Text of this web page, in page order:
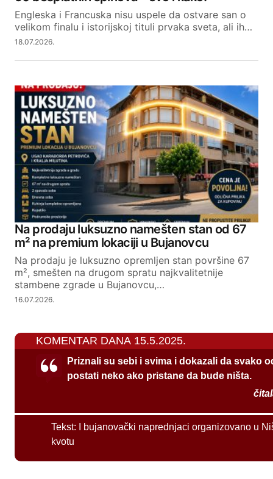
Engleska i Francuska nisu uspele da ostvare san o
velikom finalu i istorijskoj tituli prvaka sveta, ali ih…
18.07.2026.
Na prodaju luksuzno namešten stan od 67
m² na premium lokaciji u Bujanovcu
Na prodaju je luksuzno opremljen stan površine 67
m², smešten na drugom spratu najkvalitetnije
stambene zgrade u Bujanovcu,…
16.07.2026.
KOMENTAR DANA 15.5.2025.
Priznali su sebi i svima i dokazali da svako
postati neko ako pristane da bude ništa.
Tekst:
I bujanovački naprednjaci organizovano u
kvotu